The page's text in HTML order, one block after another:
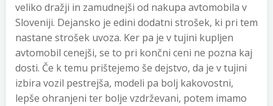
veliko dražji in zamudnejši od nakupa avtomobila v
Sloveniji. Dejansko je edini dodatni strošek, ki pri tem
nastane strošek uvoza. Ker pa je v tujini kupljen
avtomobil cenejši, se to pri končni ceni ne pozna kaj
dosti. Če k temu prištejemo še dejstvo, da je v tujini
izbira vozil pestrejša, modeli pa bolj kakovostni,
lepše ohranjeni ter bolje vzdrževani, potem imamo